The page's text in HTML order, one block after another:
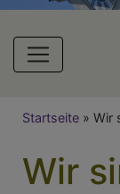
Startseite Wir
Wir